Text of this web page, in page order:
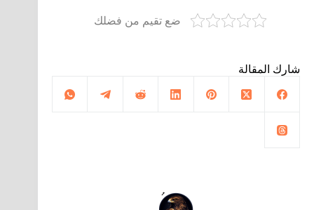
ضع تقيم من فضلك
شارك المقالة